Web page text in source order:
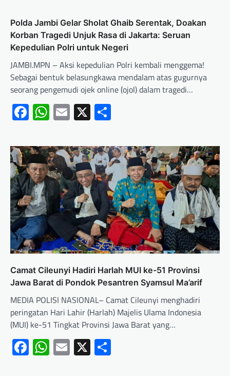
Polda Jambi Gelar Sholat Ghaib Serentak, Doakan
Korban Tragedi Unjuk Rasa di Jakarta: Seruan
Kepedulian Polri untuk Negeri
JAMBI.MPN – Aksi kepedulian Polri kembali menggema!
Sebagai bentuk belasungkawa mendalam atas gugurnya
seorang pengemudi ojek online (ojol) dalam tragedi…
Facebook
WhatsApp
Email
X
Camat Cileunyi Hadiri Harlah MUI ke-51 Provinsi
Jawa Barat di Pondok Pesantren Syamsul Ma’arif
MEDIA POLISI NASIONAL– Camat Cileunyi menghadiri
peringatan Hari Lahir (Harlah) Majelis Ulama Indonesia
(MUI) ke-51 Tingkat Provinsi Jawa Barat yang…
Facebook
WhatsApp
Email
X